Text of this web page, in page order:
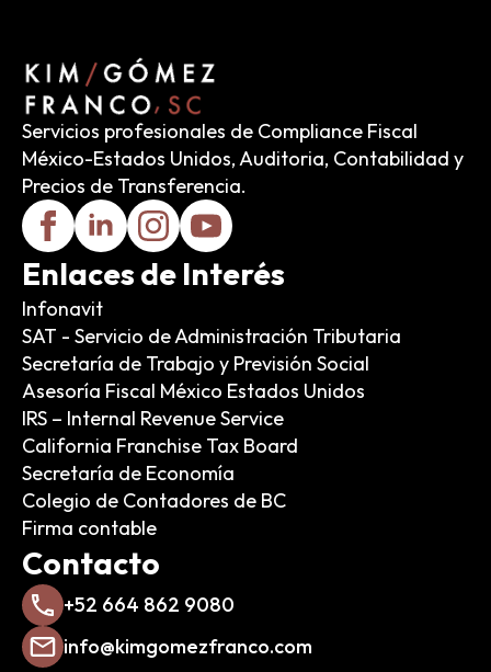
Servicios profesionales de Compliance Fiscal
México-Estados Unidos, Auditoria, Contabilidad y
Precios de Transferencia.
Enlaces de Interés
Infonavit
SAT - Servicio de Administración Tributaria
Secretaría de Trabajo y Previsión Social
Asesoría Fiscal México Estados Unidos
IRS – Internal Revenue Service
California Franchise Tax Board
Secretaría de Economía
Colegio de Contadores de BC
Firma contable
Contacto
+52 664 862 9080
info@kimgomezfranco.com